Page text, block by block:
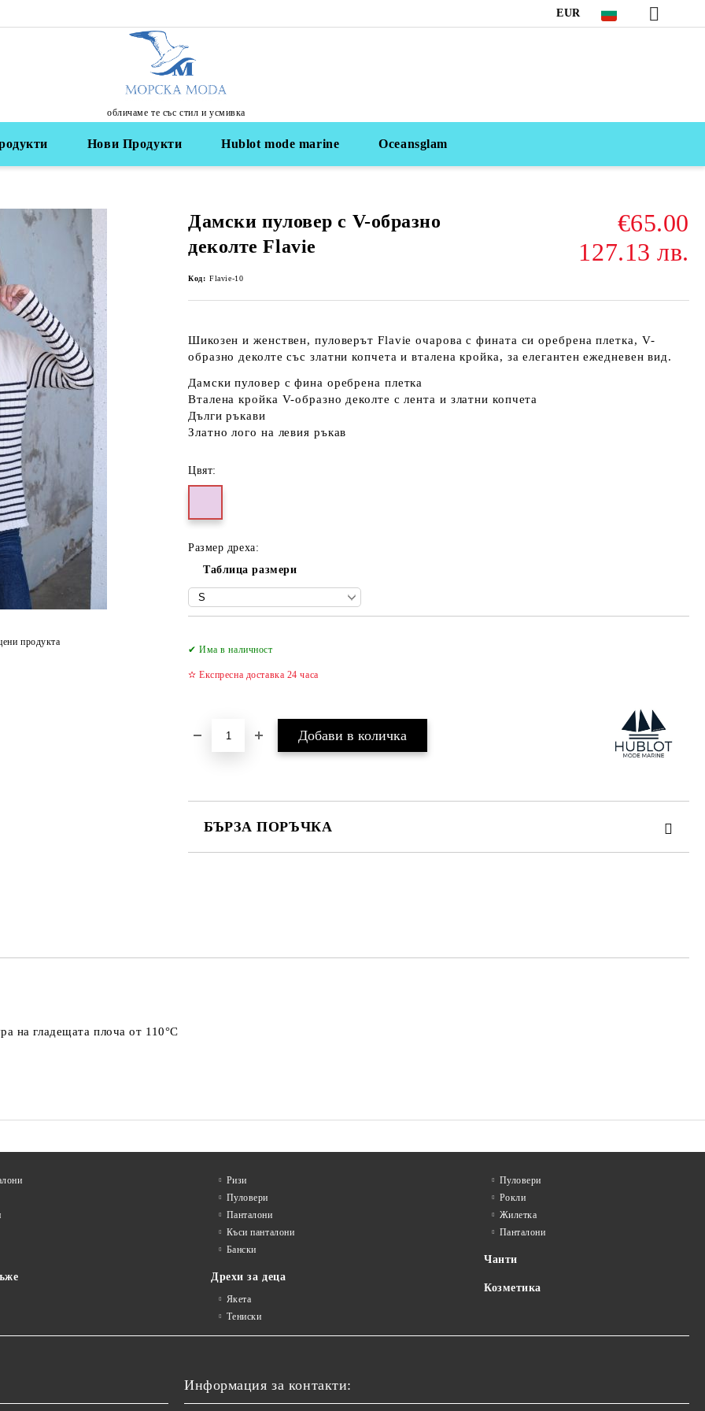
EUR
обличаме те със стил и усмивка
Нови Продукти Hublot mode marine Oceansglam
Дамски пуловер с V-образно
деколте Flavie
€65.00
127.13 лв.
Код: Flavie-10
Шикозен и женствен, пуловерът Flavie очарова с фината си оребрена плетка, V-
образно деколте със златни копчета и вталена кройка, за елегантен ежедневен вид.
Дамски пуловер с фина оребрена плетка
Вталена кройка V-образно деколте с лента и златни копчета
Дълги ръкави
Златно лого на левия ръкав
Цвят:
Размер дреха:
Таблица размери
✔ Има в наличност
✫ Експресна доставка 24 часа
БЪРЗА ПОРЪЧКА
продукта
на гладещата плоча от 110°C
Ризи
Пуловери
Панталони
Къси панталони
Бански
Дрехи за деца
Якета
Тениски
Пуловери
Рокли
Жилетка
Панталони
Чанти
Козметика
Информация за контакти: